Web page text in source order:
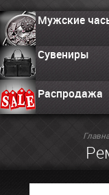
Мужские
Сувениры
Распродажа